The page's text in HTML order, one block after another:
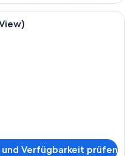
Hotelzimmer mit einem Bett,
und Verfügbarkeit prüfen